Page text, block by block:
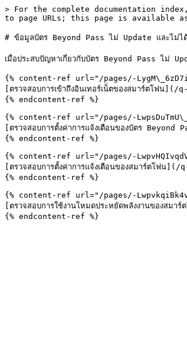
> For the complete documentation
to page URLs; this page is available
# ข้อมูลบัตร Beyond Pass ไม่ Update และไม่
เมื่อประสบปัญหาเกี่ยวกับบัตร Beyond Pass ไม่
{% content-ref url="/pages/-
[ตรวจสอบการเข้าถึงอินเทอร์เน็ตของสมาร์ตโ
{% endcontent-ref %}
{% content-ref url="/pages/-
[ตรวจสอบการตั้งค่าการแจ้งเตือนของบัตร
{% endcontent-ref %}
{% content-ref url="/pages/-
[ตรวจสอบการตั้งค่าการแจ้งเตือนของสมาร์ต
{% endcontent-ref %}
{% content-ref url="/pages/-
[ตรวจสอบการใช้งานโหมดประหยัดพลังงานของ